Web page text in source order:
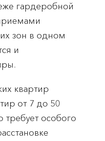
гардеробной
зон в одном
и
квартир
от 7 до 50
требует особого